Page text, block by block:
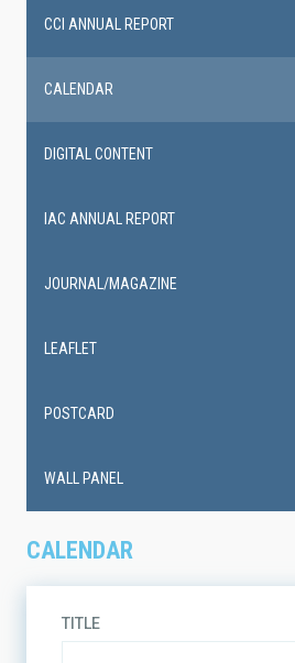
CALENDAR
TITLE
CCI ANNUAL REPORT
CALENDAR
DIGITAL CONTENT
IAC ANNUAL REPORT
JOURNAL/MAGAZINE
LEAFLET
POSTCARD
WALL PANEL